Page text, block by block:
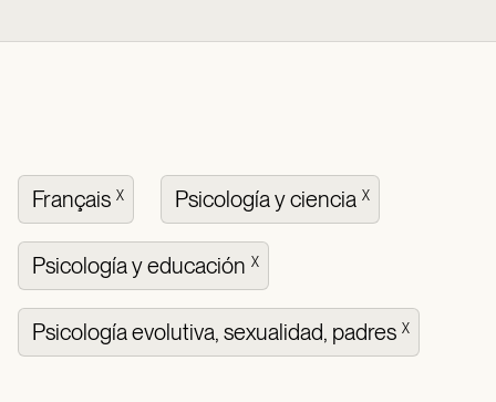
Français X Psicología y ciencia X
Psicología y educación X
Psicología evolutiva, sexualidad, padres X